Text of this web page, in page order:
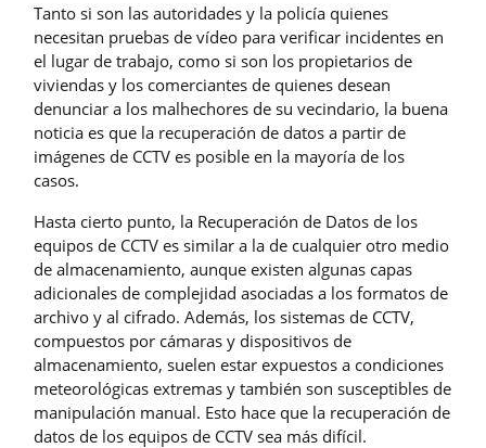
Tanto si son las autoridades y la policía quienes
necesitan pruebas de vídeo para verificar incidentes en
el lugar de trabajo, como si son los propietarios de
viviendas y los comerciantes de quienes desean
denunciar a los malhechores de su vecindario, la buena
noticia es que la recuperación de datos a partir de
imágenes de CCTV es posible en la mayoría de los
casos.
Hasta cierto punto, la Recuperación de Datos de los
equipos de CCTV es similar a la de cualquier otro medio
de almacenamiento, aunque existen algunas capas
adicionales de complejidad asociadas a los formatos de
archivo y al cifrado. Además, los sistemas de CCTV,
compuestos por cámaras y dispositivos de
almacenamiento, suelen estar expuestos a condiciones
meteorológicas extremas y también son susceptibles de
manipulación manual. Esto hace que la recuperación de
datos de los equipos de CCTV sea más difícil.